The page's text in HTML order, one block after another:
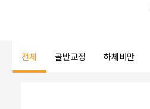
전체 골반교정 하체비만